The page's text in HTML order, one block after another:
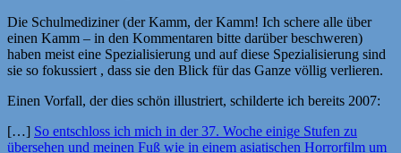
Die Schulmediziner (der Kamm, der Kamm! Ich schere alle über
einen Kamm – in den Kommentaren bitte darüber beschweren)
haben meist eine Spezialisierung und auf diese Spezialisierung sind
sie so fokussiert , dass sie den Blick für das Ganze völlig verlieren.
Einen Vorfall, der dies schön illustriert, schilderte ich bereits 2007:
[…] So entschloss ich mich in der 37. Woche einige Stufen zu
übersehen und meinen Fuß wie in einem asiatischen Horrorfilm um